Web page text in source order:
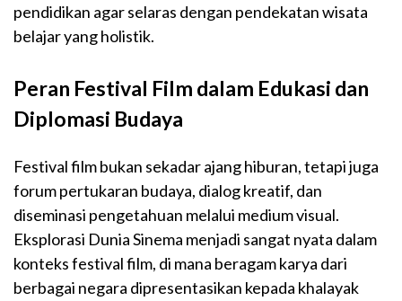
pendidikan agar selaras dengan pendekatan wisata
belajar yang holistik.
Peran Festival Film dalam Edukasi dan
Diplomasi Budaya
Festival film bukan sekadar ajang hiburan, tetapi juga
forum pertukaran budaya, dialog kreatif, dan
diseminasi pengetahuan melalui medium visual.
Eksplorasi Dunia Sinema menjadi sangat nyata dalam
konteks festival film, di mana beragam karya dari
berbagai negara dipresentasikan kepada khalayak